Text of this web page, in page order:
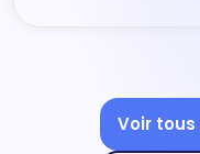
Voir